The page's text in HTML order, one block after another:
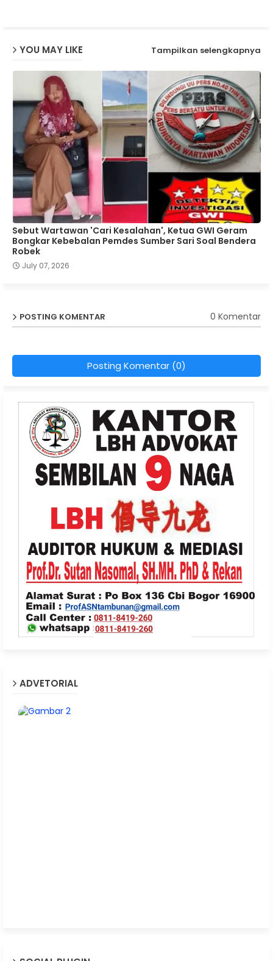
YOU MAY LIKE Tampilkan selengkapnya
Sebut Wartawan 'Cari Kesalahan', Ketua GWI Geram
Bongkar Kebebalan Pemdes Sumber Sari Soal Bendera
Robek
July 07, 2026
POSTING KOMENTAR 0 Komentar
Posting Komentar (0)
ADVETORIAL